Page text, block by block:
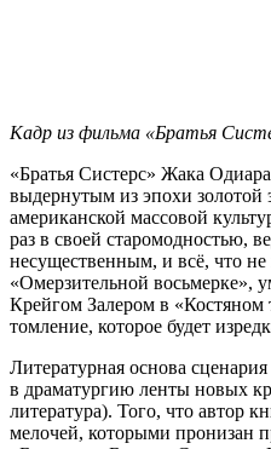
Кадр из фильма «Братья
«Братья Систерс» Жака
выдернутым из эпохи золотой
американской массовой
раз в своей старомодностью,
несущественным, и всё, что
«Омерзительной восьмерке»,
Крейгом Залером в «Костяном
томление, которое будет
Литературная основа
в драматургию ленты новых
литература). Того, что автор
мелочей, которыми пронизан